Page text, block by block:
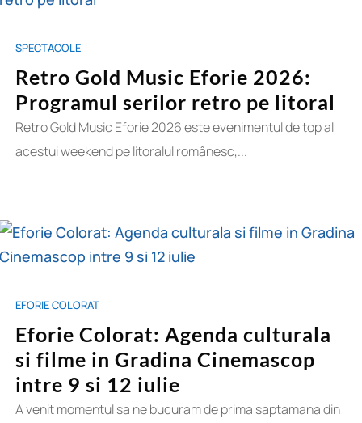
Retro Gold Music Eforie 2026:
Programul serilor retro pe litoral
SPECTACOLE
Retro Gold Music Eforie 2026 este evenimentul de top al
acestui weekend pe litoralul românesc,...
Eforie Colorat: Agenda culturala
si filme in Gradina Cinemascop
intre 9 si 12 iulie
EFORIE COLORAT
A venit momentul sa ne bucuram de prima saptamana din